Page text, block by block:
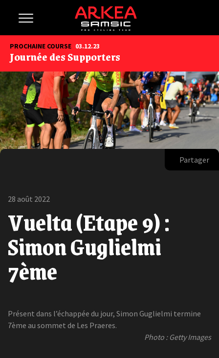
PROCHAINE COURSE 03.12.23
Journée des Supporters
Partager
28 août 2022
Vuelta (Etape 9) :
Simon Guglielmi
7ème
Présent dans l’échappée du jour, Simon Guglielmi termine
7ème au sommet de Les Praeres.
Photo : Getty Images